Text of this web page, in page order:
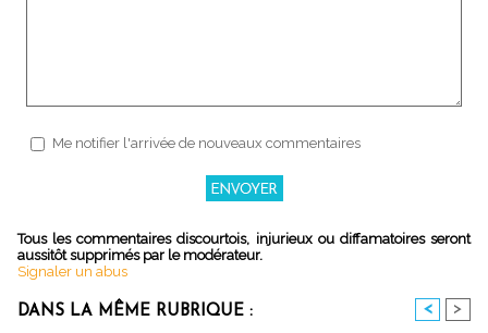
Me notifier l'arrivée de nouveaux commentaires
Tous les commentaires discourtois, injurieux ou diffamatoires seront
aussitôt supprimés par le modérateur.
Signaler un abus
DANS LA MÊME RUBRIQUE : < >